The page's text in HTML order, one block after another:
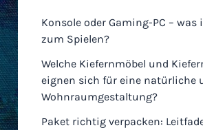
Konsole oder Gaming-PC – was
zum Spielen?
Welche Kiefernmöbel und
eignen sich für eine natürliche
Wohnraumgestaltung?
Paket richtig verpacken: